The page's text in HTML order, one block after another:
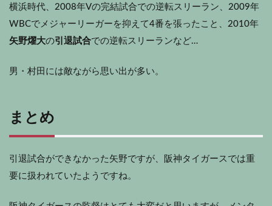
横浜時代、2008年Vの完結試合での逆転スリーラン、2009年
WBCでメジャーリーガーを抑えて4番を張ったこと、2010年
矢野燿大の引退試合での逆転スリーランなど…
男・村田には敵ながら思い出が多い。
まとめ
引退試合ができなかった矢野ですが、阪神タイガースでは重
要に扱われていたようですね。